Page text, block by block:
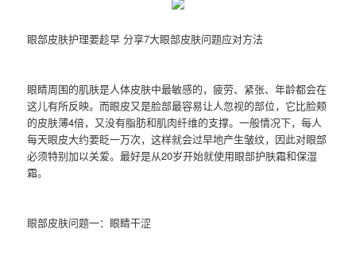
眼部皮肤护理要趁早 分享7大眼部皮肤问题应对方法
眼睛周围的肌肤是人体皮肤中最敏感的，疲劳、紧张、年龄都会在
这儿有所反映。而眼皮又是脸部最容易让人忽视的部位，它比脸颊
的皮肤薄4倍，又没有脂肪和肌肉纤维的支撑。一般情况下，每人
每天眼皮大约要眨一万次，这样就会过早地产生皱纹，因此对眼部
必须特别加以关爱。最好是从20岁开始就使用眼部护肤霜和保湿
霜。
眼部皮肤问题一：眼睛干涩